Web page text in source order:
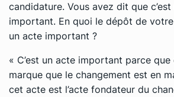
candidature. Vous avez dit que
important. En quoi le dépôt de
un acte important ?
« C’est un acte important parce que
marque que le changement est en
cet acte est l’acte fondateur du